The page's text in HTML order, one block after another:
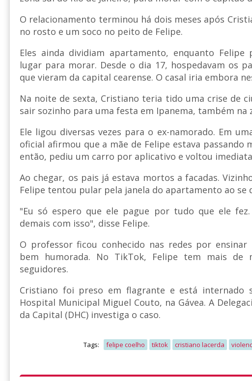
O relacionamento terminou há dois meses após
no rosto e um soco no peito de Felipe.
Eles ainda dividiam apartamento, enquanto Felipe
lugar para morar. Desde o dia 17, hospedavam os
que vieram da capital cearense. O casal iria embora
Na noite de sexta, Cristiano teria tido uma crise de
sair sozinho para uma festa em Ipanema, também na
Ele ligou diversas vezes para o ex-namorado. Em
oficial afirmou que a mãe de Felipe estava passando
então, pediu um carro por aplicativo e voltou
Ao chegar, os pais já estava mortos a facadas.
Felipe tentou pular pela janela do apartamento ao se
"Eu só espero que ele pague por tudo que ele
demais com isso", disse Felipe.
O professor ficou conhecido nas redes por ensinar
bem humorada. No TikTok, Felipe tem mais de
seguidores.
Cristiano foi preso em flagrante e está internado
Hospital Municipal Miguel Couto, na Gávea. A
da Capital (DHC) investiga o caso.
Tags: felipe coelho tiktok cristiano lacerda